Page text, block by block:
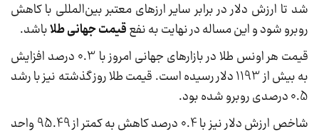
شد تا ارزش دلار در برابر سایر ارزهای معتبر بین‌المللی با کاهش
روبرو شود و این مساله در نهایت به نفعقیمت جهانی طلاباشد.
قیمت هر اونس طلا در بازارهای جهانی امروز با 0.3 درصد افزایش
به بیش از 1193 دلار رسیده است. قیمت طلا روز گذشته نیز با رشد
0.5 درصدی روبرو شده بود.
شاخص ارزش دلار نیز با 0.4 درصد کاهش به کمتر از 95.49 واحد